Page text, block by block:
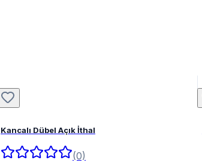
Kancalı Dübel Açık İthal
(0)